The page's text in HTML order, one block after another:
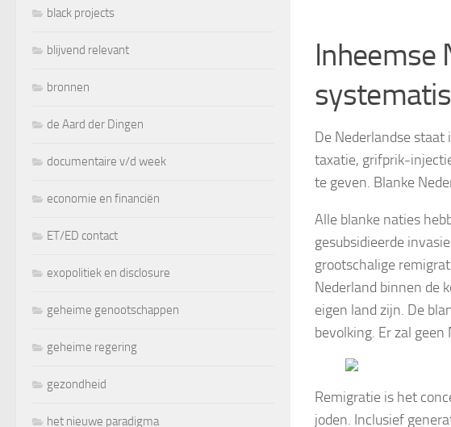
Inheemse
De Nederlandse staat
taxatie, grifprik-
te geven. Blanke
Alle blanke naties
gesubsidieerde
grootschalige
Nederland binnen de
eigen land zijn. De
bevolking. Er zal
Remigratie is het
joden. Inclusief
black projects
blijvend relevant
bronnen
de Aard der Dingen
documentaire v/d week
economie en financiën
ET/ED contact
exopolitiek en disclosure
geheime genootschappen
geheime regering
gezondheid
het nieuwe paradigma